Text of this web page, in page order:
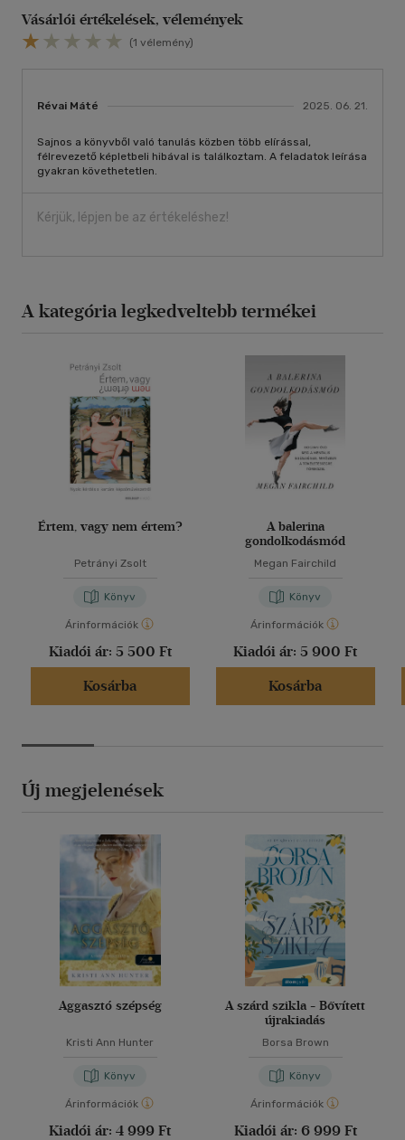
Vásárlói értékelések, vélemények
(1 vélemény)
Révai Máté 2025. 06. 21.
Sajnos a könyvből való tanulás közben több elírással,
félrevezető képletbeli hibával is találkoztam. A feladatok leírása
gyakran követhetetlen.
Kérjük, lépjen be az értékeléshez!
A kategória legkedveltebb termékei
Értem, vagy nem értem?
Petrányi Zsolt
Könyv
Árinformációk
Kiadói ár: 5 500 Ft
Kosárba
A balerina
gondolkodásmód
Megan Fairchild
Könyv
Árinformációk
Kiadói ár: 5 900 Ft
Kosárba
Új megjelenések
Aggasztó szépség
Kristi Ann Hunter
Könyv
Árinformációk
Kiadói ár: 4 999 Ft
A szárd szikla - Bővített
újrakiadás
Borsa Brown
Könyv
Árinformációk
Kiadói ár: 6 999 Ft